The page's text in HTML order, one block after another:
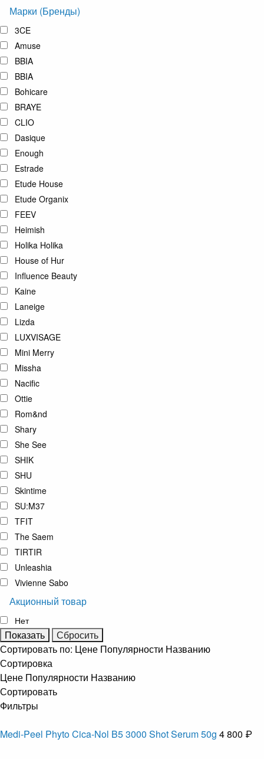
Марки (Бренды)
3CE
Amuse
BBIA
BBIA
Bohicare
BRAYE
CLIO
Dasique
Enough
Estrade
Etude House
Etude Organix
FEEV
Heimish
Holika Holika
House of Hur
Influence Beauty
Kaine
Laneige
Lizda
LUXVISAGE
Mini Merry
Missha
Nacific
Ottie
Rom&nd
Shary
She See
SHIK
SHU
Skintime
SU:M37
TFIT
The Saem
TIRTIR
Unleashia
Vivienne Sabo
Акционный товар
Нет
Сортировать по: Цене Популярности Названию
Сортировка
Цене Популярности Названию
Сортировать
Фильтры
Medi-Peel Phyto Cica-Nol B5 3000 Shot Serum 50g 4 800 ₽